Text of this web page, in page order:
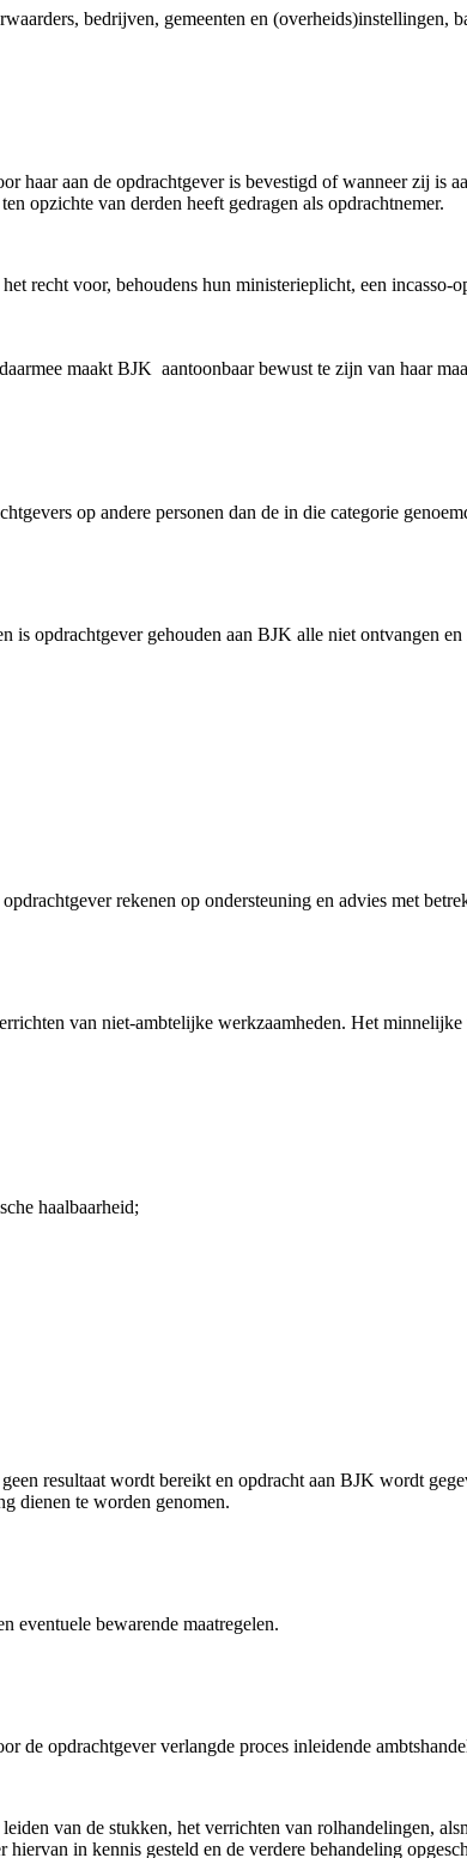
bedrijven, gemeenten en (overheids)instellingen,
haar aan de opdrachtgever is bevestigd of wanneer zij is
opzichte van derden heeft gedragen als opdrachtnemer.
recht voor, behoudens hun ministerieplicht, een
maakt BJK aantoonbaar bewust te zijn van haar
op andere personen dan de in die categorie
is opdrachtgever gehouden aan BJK alle niet ontvangen
rekenen op ondersteuning en advies met
van niet-ambtelijke werkzaamheden. Het
haalbaarheid;
resultaat wordt bereikt en opdracht aan BJK wordt
dienen te worden genomen.
eventuele bewarende maatregelen.
de opdrachtgever verlangde proces inleidende
van de stukken, het verrichten van rolhandelingen,
in kennis gesteld en de verdere behandeling